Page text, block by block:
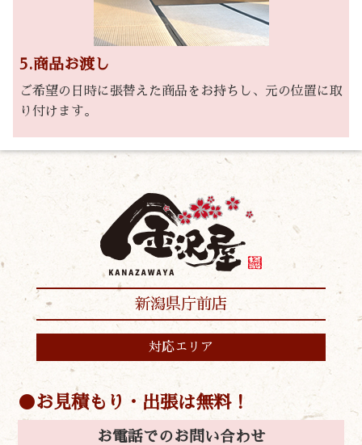
5.商品お渡し
ご希望の日時に張替えた商品をお持ちし、元の位置に取
り付けます。
新潟県庁前店
対応エリア
お見積もり・出張は無料！
お電話でのお問い合わせ